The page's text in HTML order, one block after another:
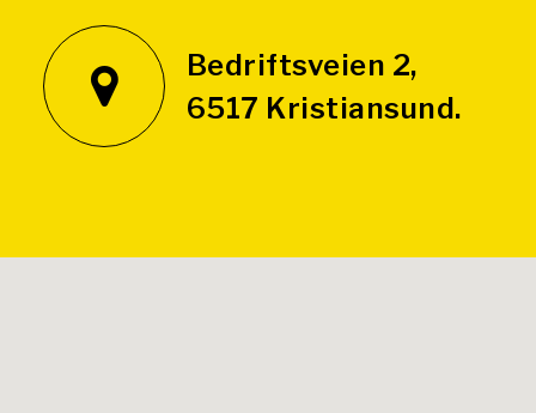
Bedriftsveien 2,
6517 Kristiansund.